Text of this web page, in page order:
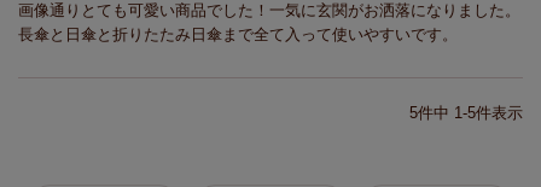
画像通りとても可愛い商品でした！一気に玄関がお洒落になりました。
長傘と日傘と折りたたみ日傘まで全て入って使いやすいです。
5件中 1-5件表示